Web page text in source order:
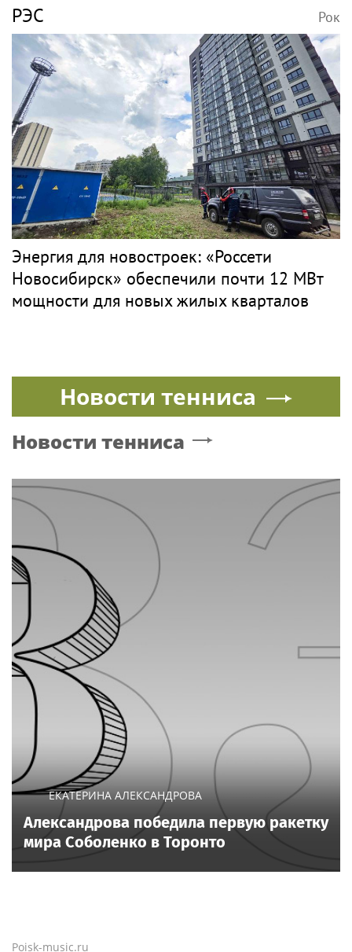
РЭС Рок
Энергия для новостроек: «Россети
Новосибирск» обеспечили почти 12 МВт
мощности для новых жилых кварталов
Новости тенниса
Новости тенниса
ЕКАТЕРИНА АЛЕКСАНДРОВА
Александрова победила первую ракетку
мира Соболенко в Торонто
Poisk-music.ru